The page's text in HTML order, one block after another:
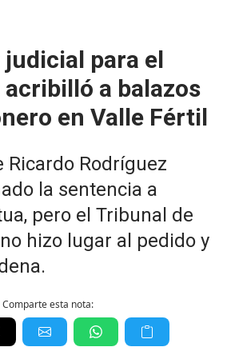
judicial para el
a balazos
en Valle Fértil
Ricardo Rodríguez
la sentencia a
pero el Tribunal de
hizo lugar al pedido y
Comparte esta nota: